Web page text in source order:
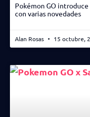
Pokémon GO
con varias novedades
Alan Rosas 15 octubre,